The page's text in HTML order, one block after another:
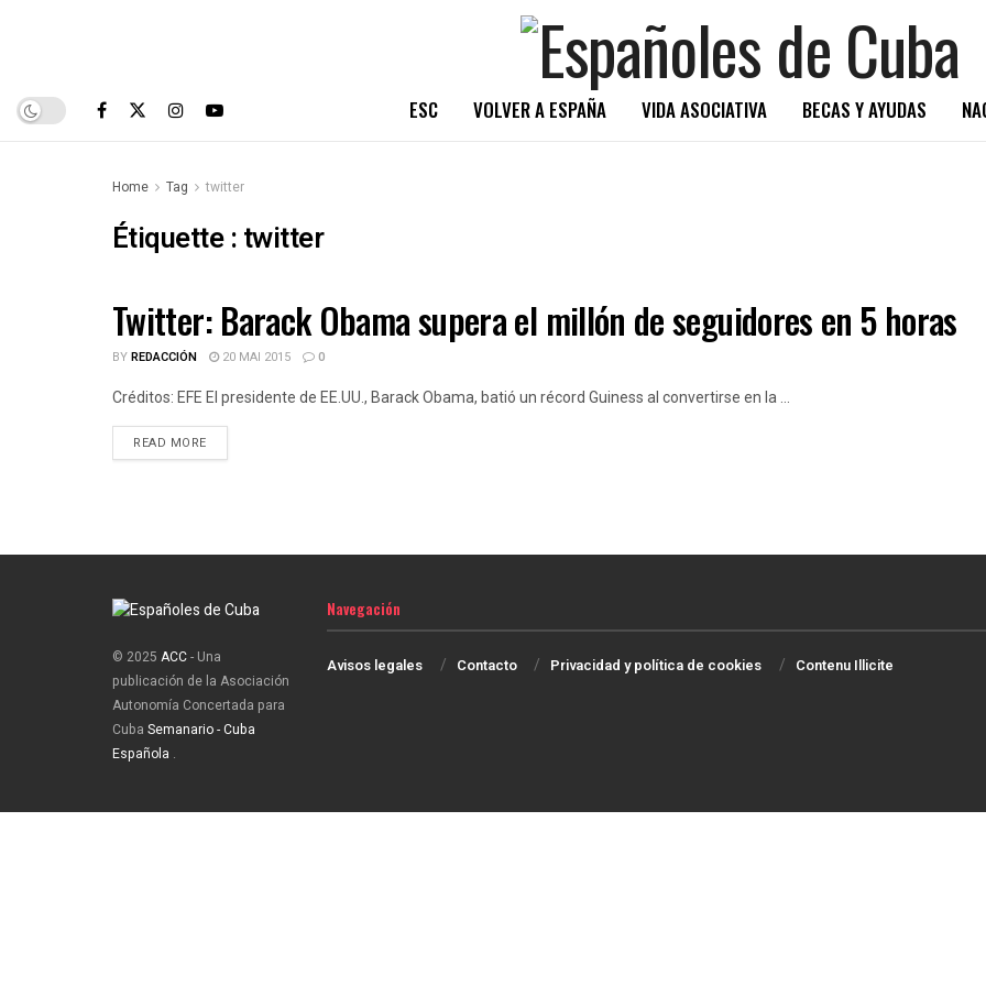
ESC VOLVER A ESPAÑA VIDA ASOCIATIVA BECAS Y AYUDAS
Home Tag twitter
Étiquette :twitter
ESPAÑOLES DE CUBA
Twitter: Barack Obama supera el millón de seguidores en 5 horas
BYREDACCIÓN 20 MAI 2015 0
Créditos: EFE El presidente de EE.UU., Barack Obama, batió un récord Guiness al convertirse en la ...
READ MOREDETAILS
© 2025 ACC- Una
publicación de la Asociación
Autonomía Concertada para
Cuba Semanario - Cuba
Española .
Navegación
Avisos legales Contacto Privacidad y política de cookies Contenu Illicite